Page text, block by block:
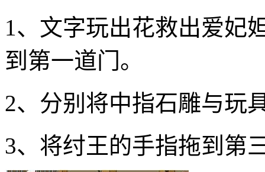
1、文字玩出花救出爱妃
到第一道门。
2、分别将中指石雕与玩
3、将纣王的手指拖到第